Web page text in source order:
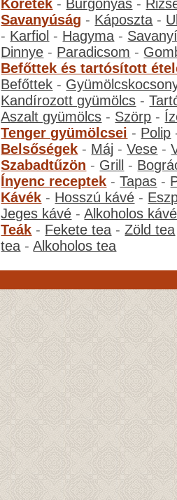
Köretek - Burgonyás -
Savanyúság - Káposzta -
- Karfiol - Hagyma -
Dinnye - Paradicsom -
Befőttek és tartósított
Befőttek -
Kandírozott gyümölcs -
Aszalt gyümölcs - Szörp -
Tenger gyümölcsei - Polip
Belsőségek - Máj -Vese -
Szabadtűzön - Grill -
Ínyenc receptek -Tapas -
Kávék - Hosszú kávé -
Jeges kávé -Alkoholos kávé
Teák - Fekete tea -Zöld tea
tea -Alkoholos tea